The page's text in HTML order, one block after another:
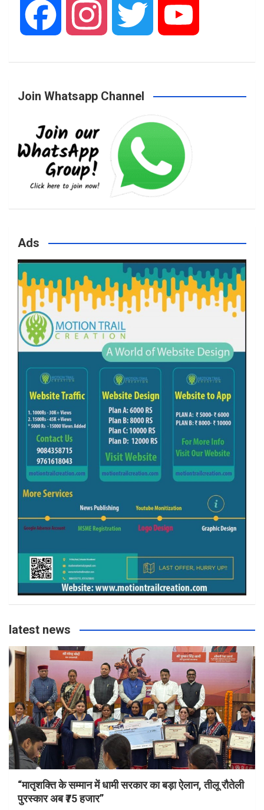
c
e
b
o
k
s
r
a
m
i
r
u
e
C
h
a
n
n
Join Whatsapp Channel
Ads
latest news
“मातृशक्ति के सम्मान में धामी सरकार का बड़ा ऐलान, तीलू रौतेली
पुरस्कार अब ₹75 हजार”